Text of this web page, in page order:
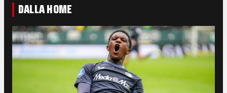
DALLA HOME